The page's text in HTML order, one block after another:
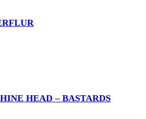
HEAD – BASTARDS